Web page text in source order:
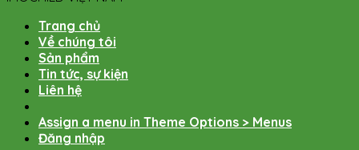
Trang chủ
Về chúng tôi
Sản phẩm
Tin tức, sự kiện
Liên hệ
Assign a menu in Theme Options > Menus
Đăng nhập